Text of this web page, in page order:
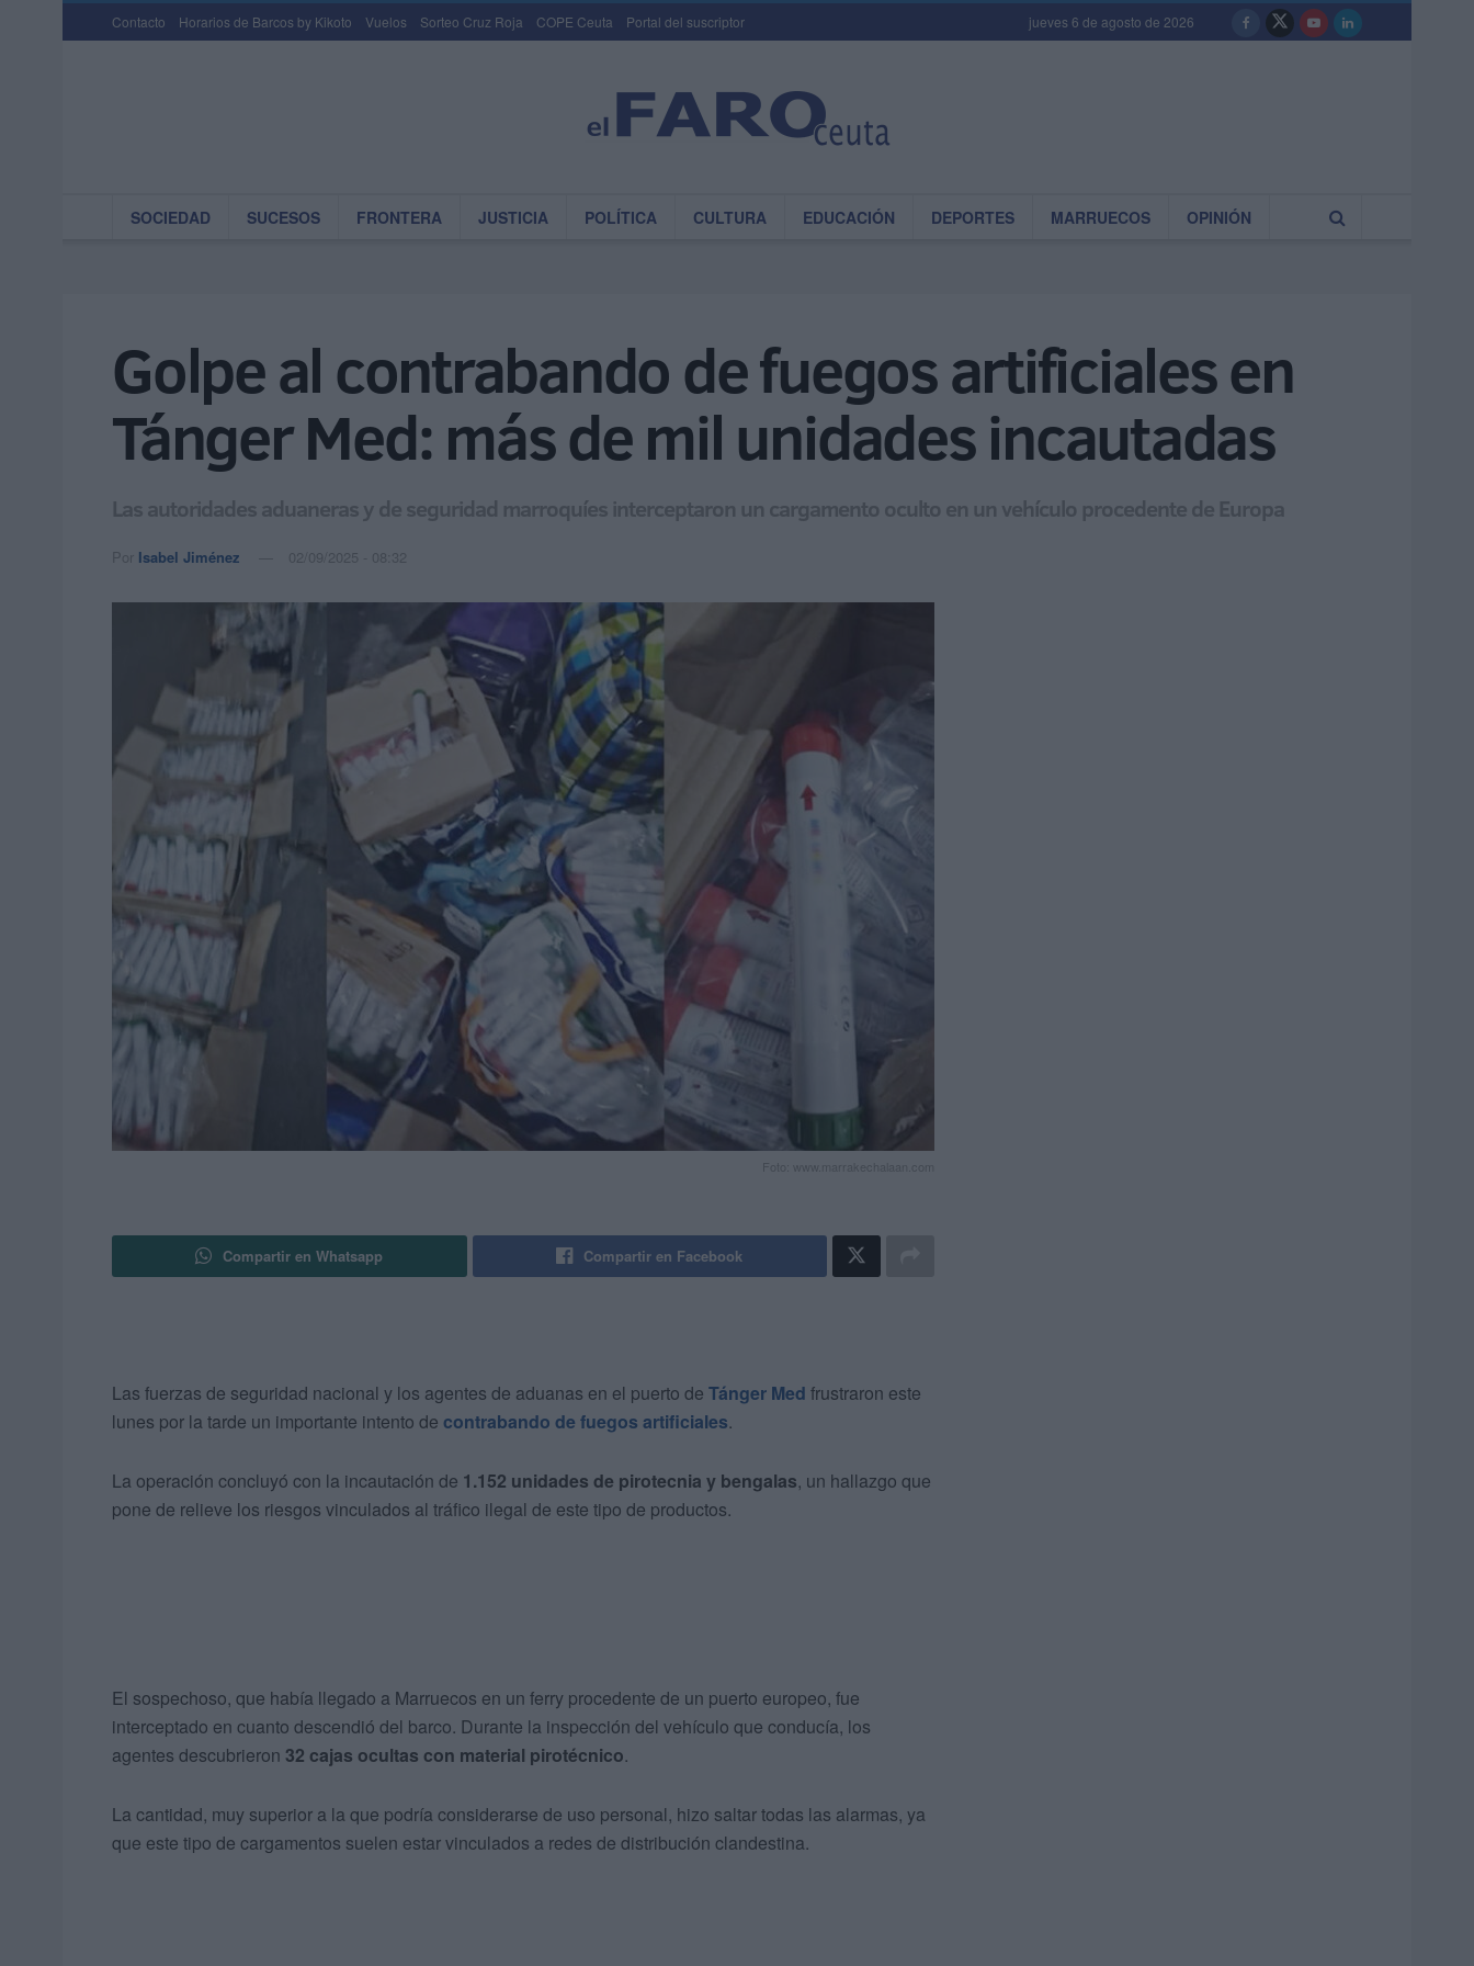
Contacto Horarios de Barcos by Kikoto Vuelos Sorteo Cruz Roja COPE Ceuta Portal del suscriptor jueves 6 de agosto de 2026
SOCIEDAD SUCESOS FRONTERA JUSTICIA POLÍTICA CULTURA EDUCACIÓN DEPORTES MARRUECOS OPINIÓN
Golpe al contrabando de fuegos artificiales en
Tánger Med: más de mil unidades incautadas
Las autoridades aduaneras y de seguridad marroquíes interceptaron un cargamento oculto en un vehículo procedente de Europa
Por Isabel Jiménez 02/09/2025 - 08:32
Foto: www.marrakechalaan.com
Compartir en Whatsapp Compartir en Facebook
Las fuerzas de seguridad nacional y los agentes de aduanas en el puerto de Tánger Med frustraron este
lunes por la tarde un importante intento de contrabando de fuegos artificiales.
La operación concluyó con la incautación de 1.152 unidades de pirotecnia y bengalas, un hallazgo que
pone de relieve los riesgos vinculados al tráfico ilegal de este tipo de productos.
El sospechoso, que había llegado a Marruecos en un ferry procedente de un puerto europeo, fue
interceptado en cuanto descendió del barco. Durante la inspección del vehículo que conducía, los
agentes descubrieron 32 cajas ocultas con material pirotécnico.
La cantidad, muy superior a la que podría considerarse de uso personal, hizo saltar todas las alarmas, ya
que este tipo de cargamentos suelen estar vinculados a redes de distribución clandestina.